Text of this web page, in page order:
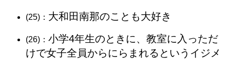
(25)： 大和田南那のことも大好き
(26)： 小学4年生のときに、教室に入っただ
けで女子全員からにらまれるというイジメ